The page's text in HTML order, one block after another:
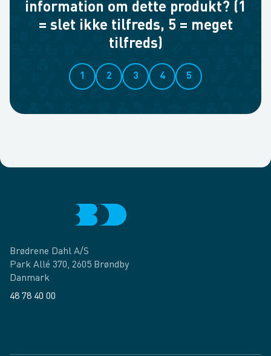
information om dette produkt? (1
= slet ikke tilfreds, 5 = meget
tilfreds)
1 2 3 4 5
Brødrene Dahl A/S
Park Allé 370, 2605 Brøndby
Danmark
48 78 40 00